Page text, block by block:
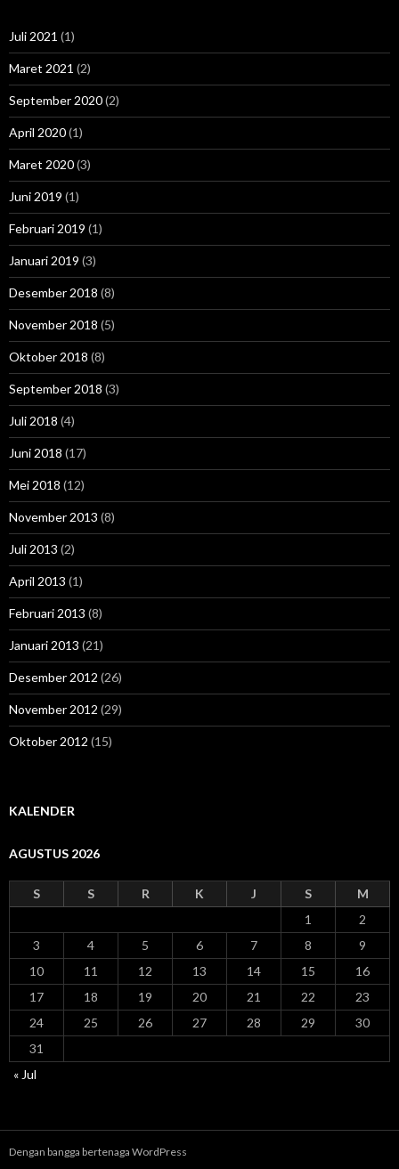
Juli 2021 (1)
Maret 2021 (2)
September 2020(2)
April 2020(1)
Maret 2020(3)
Juni 2019 (1)
Februari 2019 (1)
Januari 2019 (3)
Desember 2018 (8)
November 2018 (5)
Oktober 2018 (8)
September 2018 (3)
Juli 2018 (4)
Juni 2018 (17)
Mei 2018 (12)
November 2013 (8)
Juli 2013 (2)
April 2013 (1)
Februari 2013 (8)
Januari 2013 (21)
Desember 2012 (26)
November 2012 (29)
Oktober 2012 (15)
KALENDER
AGUSTUS 2026
S S R K J S
M
1
2
3
4 5 6 7 8
9
10
11 12 13 14 15
16
17
18 19 20 21 22
23
24
25 26 27 28 29
30
31
« Jul
Dengan bangga bertenaga WordPress